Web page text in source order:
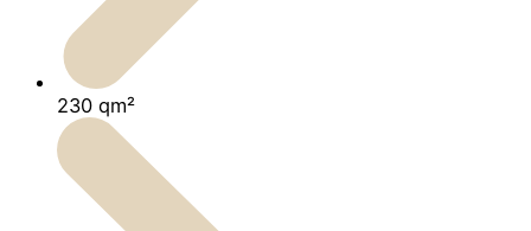
230 qm²